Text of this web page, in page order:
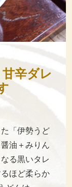
辛ダレ
「伊勢うど
油＋みりん
る黒いタレ
ほど柔らか